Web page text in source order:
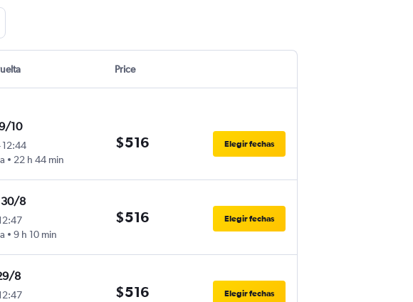
Price
10
12:44
22 h 44 min
$516 Elegir fechas
8
9 h 10 min
$516 Elegir fechas
8
$516 Elegir fechas